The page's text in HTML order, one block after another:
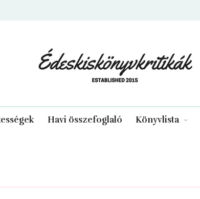
Havi összefoglaló Könyvlista